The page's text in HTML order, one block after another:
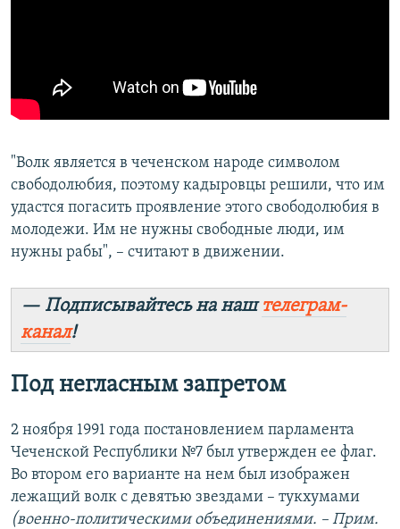
"Волк является в чеченском народе символом
свободолюбия, поэтому кадыровцы решили, что им
удастся погасить проявление этого свободолюбия в
молодежи. Им не нужны свободные люди, им
нужны рабы", – считают в движении.
— Подписывайтесь на наштелеграм-
канал!
Под негласным запретом
2 ноября 1991 года постановлением парламента
Чеченской Республики №7 был утвержден ее флаг.
Во втором его варианте на нем был изображен
лежащий волк с девятью звездами – тукхумами
(военно-политическими объединениями. – Прим.